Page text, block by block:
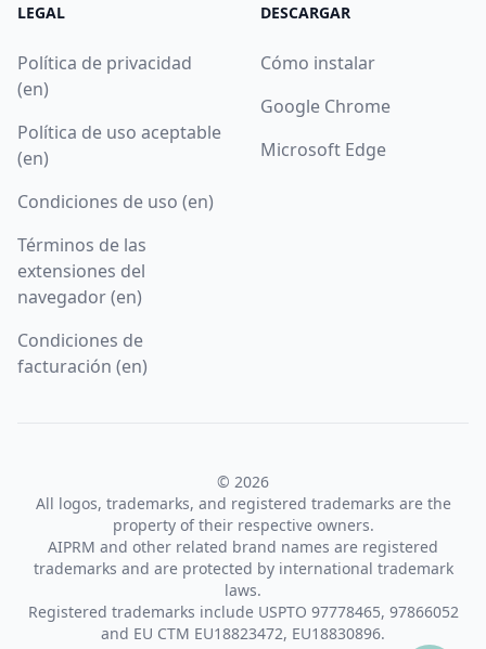
LEGAL
Política de privacidad
(en)
Política de uso aceptable
(en)
Condiciones de uso (en)
Términos de las
extensiones del
navegador (en)
Condiciones de
facturación (en)
DESCARGAR
Cómo instalar
Google Chrome
Microsoft Edge
© 2026
All logos, trademarks, and registered trademarks are the
property of their respective owners.
AIPRM and other related brand names are registered
trademarks and are protected by international trademark
laws.
Registered trademarks include USPTO 97778465, 97866052
and EU CTM EU18823472, EU18830896.